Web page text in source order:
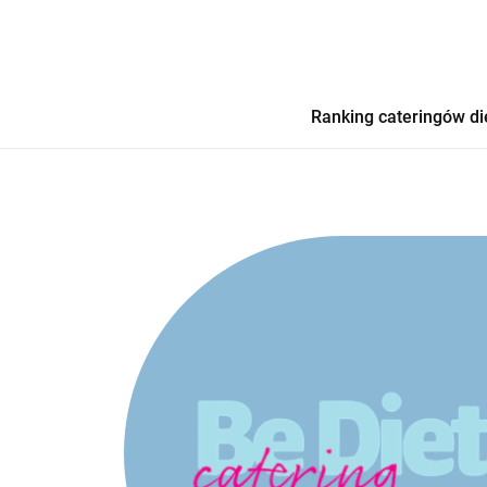
Ranking cateringów